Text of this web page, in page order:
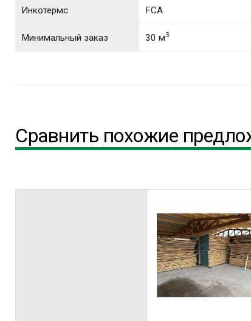
Инкотермс FCA
Минимальный заказ 30 м3
Сравнить похожие